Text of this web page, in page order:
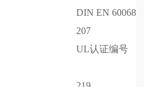
DIN EN 60068-
207
UL认证编号